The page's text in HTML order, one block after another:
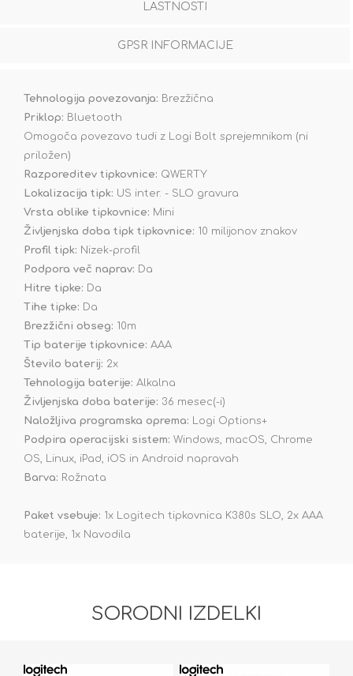
LASTNOSTI
GPSR INFORMACIJE
Tehnologija povezovanja: Brezžična
Priklop: Bluetooth
Omogoča povezavo tudi z Logi Bolt sprejemnikom (ni
priložen)
Razporeditev tipkovnice: QWERTY
Lokalizacija tipk: US inter. - SLO gravura
Vrsta oblike tipkovnice: Mini
Življenjska doba tipk tipkovnice: 10 milijonov znakov
Profil tipk: Nizek-profil
Podpora več naprav: Da
Hitre tipke: Da
Tihe tipke: Da
Brezžični obseg: 10m
Tip baterije tipkovnice: AAA
Število baterij: 2x
Tehnologija baterije: Alkalna
Življenjska doba baterije: 36 mesec(-i)
Naložljiva programska oprema: Logi Options+
Podpira operacijski sistem: Windows, macOS, Chrome
OS, Linux, iPad, iOS in Android napravah
Barva: Rožnata
Paket vsebuje: 1x Logitech tipkovnica K380s SLO, 2x AAA
baterije, 1x Navodila
SORODNI IZDELKI